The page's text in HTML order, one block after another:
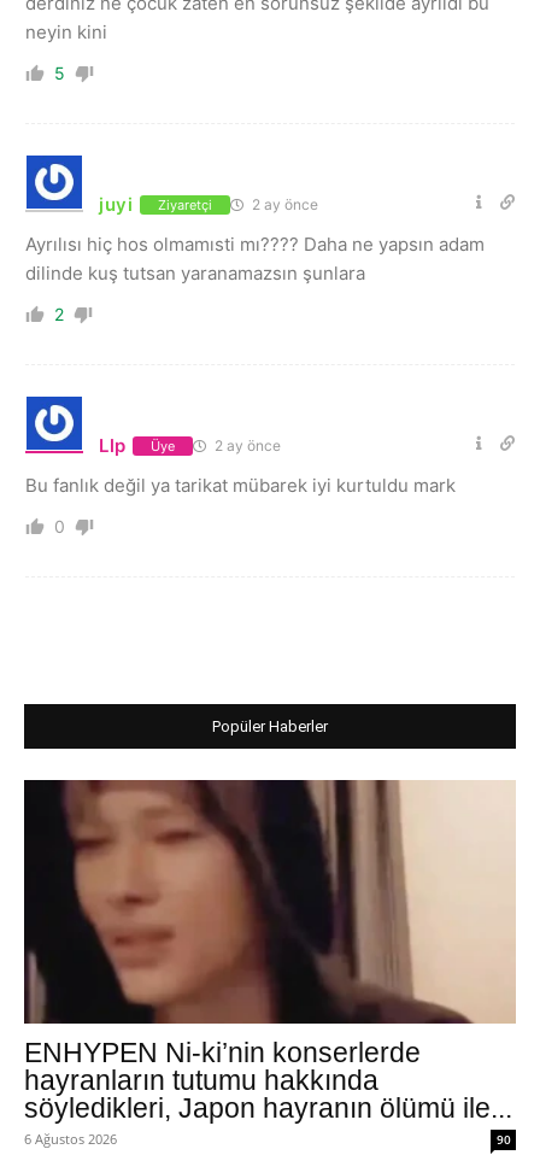
neyin kini
5
juyi Ziyaretçi 2 ay önce
Ayrılısı hiç hos olmamısti mı???? Daha ne yapsın adam
dilinde kuş tutsan yaranamazsın şunlara
2
Llp Üye 2 ay önce
Bu fanlık değil ya tarikat mübarek iyi kurtuldu mark
0
Popüler Haberler
ENHYPEN Ni-ki’nin konserlerde
hayranların tutumu hakkında
söyledikleri, Japon hayranın ölümü ile...
6 Ağustos 2026 90